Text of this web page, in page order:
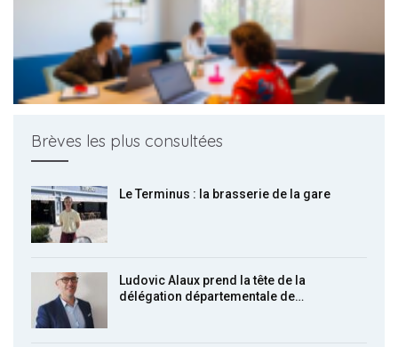
Brèves les plus consultées
Le Terminus : la brasserie de la gare
Ludovic Alaux prend la tête de la
délégation départementale de…